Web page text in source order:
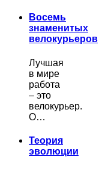
Восемь
знаменитых
велокурьеров
Лучшая
в мире
работа
– это
велокурьер.
О…
Теория
эволюции